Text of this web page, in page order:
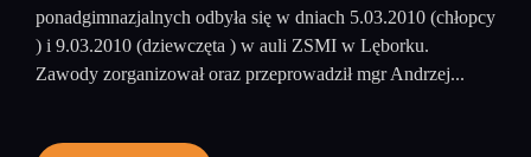
ponadgimnazjalnych odbyła się w dniach 5.03.2010 (chłopcy
) i 9.03.2010 (dziewczęta ) w auli ZSMI w Lęborku.
Zawody zorganizował oraz przeprowadził mgr Andrzej...